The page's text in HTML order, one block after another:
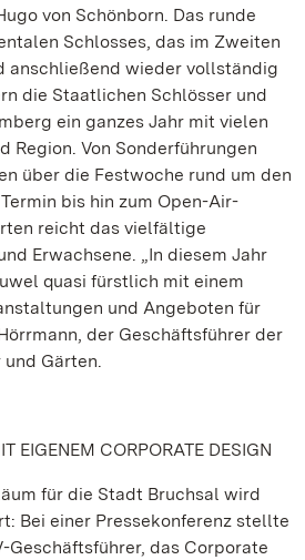
von Schönborn. Das runde
Schlosses, das im Zweiten
anschließend wieder vollständig
die Staatlichen Schlösser und
ein ganzes Jahr mit vielen
Region. Von Sonderführungen
über die Festwoche rund um den
bis hin zum Open-Air-
reicht das vielfältige
Erwachsene. „In diesem Jahr
quasi fürstlich mit einem
und Angeboten für
der Geschäftsführer der
Gärten.
EIGENEM CORPORATE DESIGN
für die Stadt Bruchsal wird
Bei einer Pressekonferenz stellte
Geschäftsführer, das Corporate